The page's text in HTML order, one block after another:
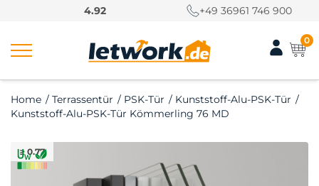
4.92 +49 36961 746 900
0
Home / Terrassentür / PSK-Tür / Kunststoff-Alu-PSK-Tür /
Kunststoff-Alu-PSK-Tür Kömmerling 76 MD
≥ 0.77